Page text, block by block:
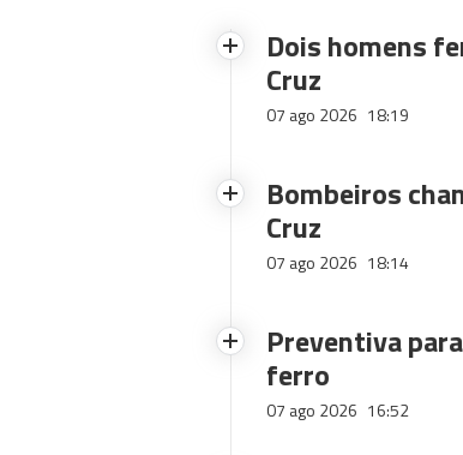
Dois homens
Cruz
07 ago 2026 18:19
Bombeiros
Cruz
07 ago 2026 18:14
Preventiva
ferro
07 ago 2026 16:52